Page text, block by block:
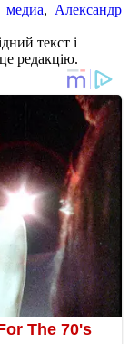
медиа, Александр
текст і
редакцію.